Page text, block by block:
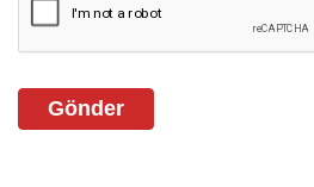
Gönder